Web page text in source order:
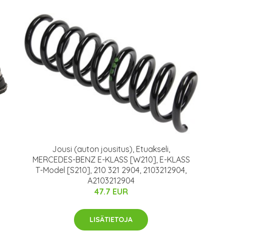
Jousi (auton jousitus), Etuakseli,
MERCEDES-BENZ E-KLASS [W210], E-KLASS
T-Model [S210], 210 321 2904, 2103212904,
A2103212904
47.7 EUR
LISÄTIETOJA